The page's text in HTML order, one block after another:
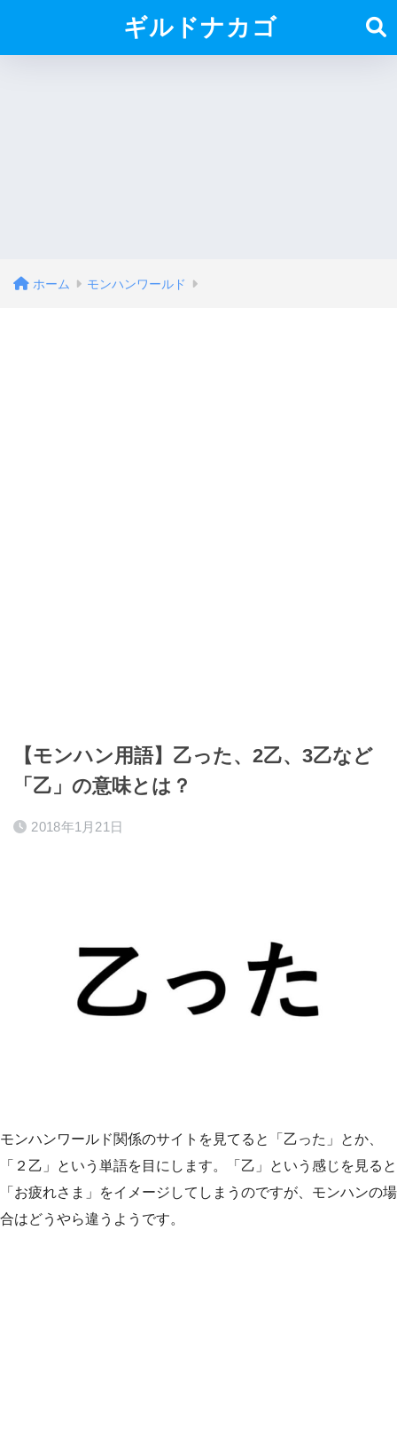
ギルドナカゴ
ホーム モンハンワールド
【モンハン用語】乙った、2乙、3乙など
「乙」の意味とは？
2018年1月21日
モンハンワールド関係のサイトを見てると「乙った」とか、
「２乙」という単語を目にします。「乙」という感じを見ると
「お疲れさま」をイメージしてしまうのですが、モンハンの場
合はどうやら違うようです。